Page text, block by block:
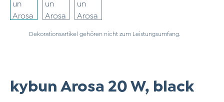
Dekorationsartikel gehören nicht zum Leistungsumfang.
kybun Arosa 20 W, black